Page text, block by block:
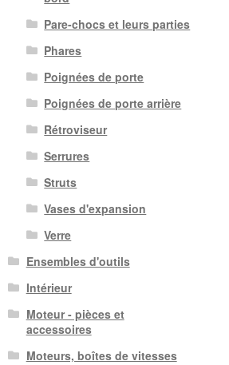
Pare-chocs et leurs parties
Phares
Poignées de porte
Poignées de porte arrière
Rétroviseur
Serrures
Struts
Vases d'expansion
Verre
Ensembles d'outils
Intérieur
Moteur - pièces et
accessoires
Moteurs, boîtes de vitesses